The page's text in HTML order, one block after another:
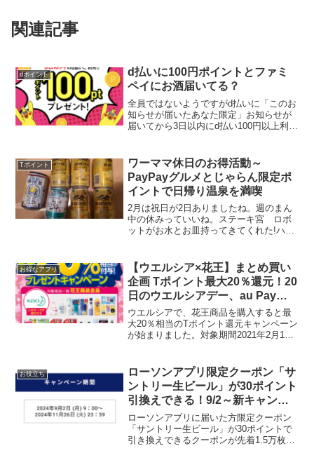
関連記事
dポイント
d払いに100円ポイントとファミ
ペイにお酒届いてる？
全員ではないようですがd払いに「このお
知らせが届いたあなた限定」お知らせが
届いてから3日以内にd払い100円以上利用
きました。家族は先週末きていたので、
これから時間...
Tポイント
ワーママ休日のお得活動～
PayPayグルメとじゃらん限定ポ
イントで日帰り温泉を満喫
2月は祝日が2日ありましたね。週のまん
中の休みっていいね。ステーキ宮 ロボ
ットがお水とお皿持ってきてくれた!ハン
(@ak...
お得なアプリ
【ウエルシア×花王】まとめ買い
企画 Tポイント最大20％還元！20
日のウエルシアデー、au Pay決
済でさらにお得
ウエルシアで、花王商品を購入すると最
大20％相当のTポイント還元キャンペーン
が始まりました。対象期間2021年2月1日
の会計1,500円（税抜）以上...
お役立ち
ローソンアプリ限定クーポン「サ
ントリー生ビール」が30ポイント
引換えできる！9/2～新キャンペ
ーンシールはとっておこう！
ローソンアプリに届いた方限定クーポン
「サントリー生ビール」が30ポイントで
引き換えできるクーポンが先着1.5万枚配